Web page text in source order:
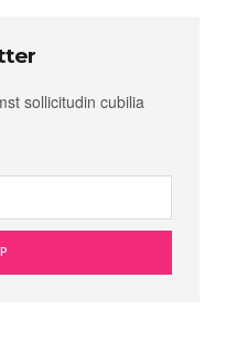
sollicitudin cubilia